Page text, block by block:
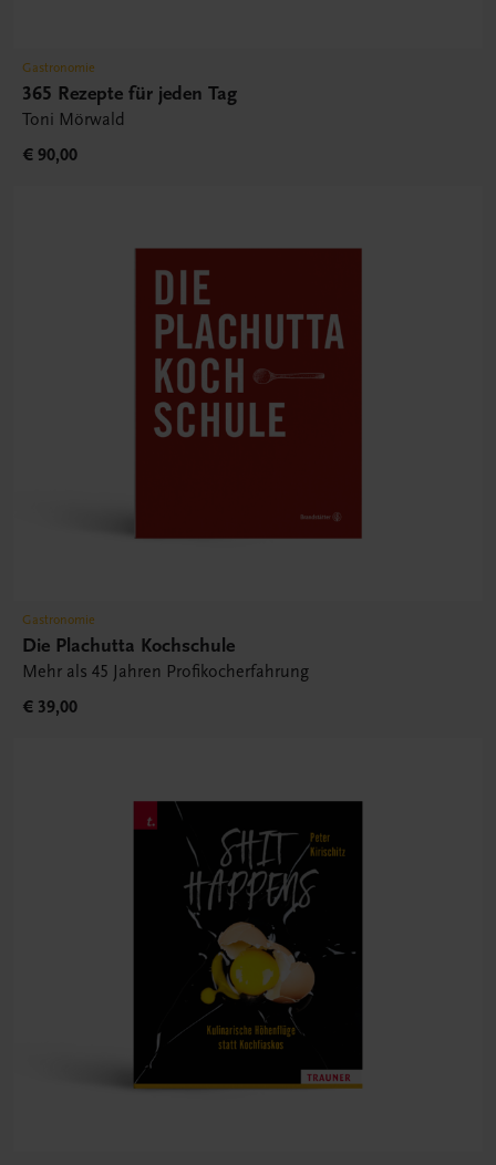
Gastronomie
365 Rezepte für jeden Tag
Toni Mörwald
€ 90,00
Gastronomie
Die Plachutta Kochschule
Mehr als 45 Jahren Profikocherfahrung
€ 39,00